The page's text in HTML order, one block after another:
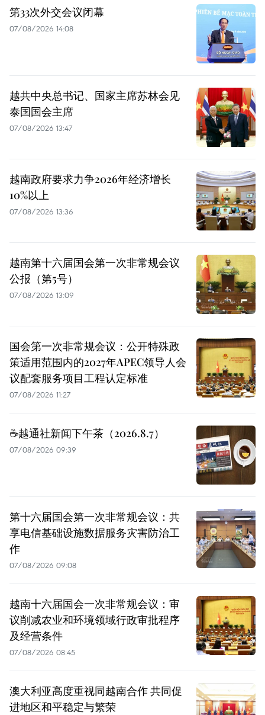
第33次外交会议闭幕
07/08/2026 14:08
越共中央总书记、国家主席苏林会见
泰国国会主席
07/08/2026 13:47
越南政府要求力争2026年经济增长
10%以上
07/08/2026 13:36
越南第十六届国会第一次非常规会议
公报（第5号）
07/08/2026 13:09
国会第一次非常规会议：公开特殊政
策适用范围内的2027年APEC领导人会
议配套服务项目工程认定标准
07/08/2026 11:27
☕️越通社新闻下午茶（2026.8.7）
07/08/2026 09:39
第十六届国会第一次非常规会议：共
享电信基础设施数据服务灾害防治工
作
07/08/2026 09:08
越南十六届国会一次非常规会议：审
议削减农业和环境领域行政审批程序
及经营条件
07/08/2026 08:45
澳大利亚高度重视同越南合作 共同促
进地区和平稳定与繁荣